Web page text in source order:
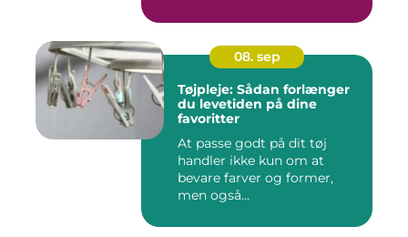
08. sep
Tøjpleje: Sådan forlænger
du levetiden på dine
favoritter
At passe godt på dit tøj
handler ikke kun om at
bevare farver og former,
men også...